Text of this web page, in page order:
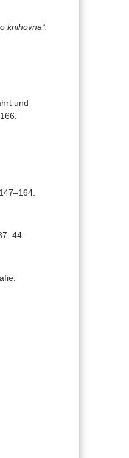
knihovna“.
und